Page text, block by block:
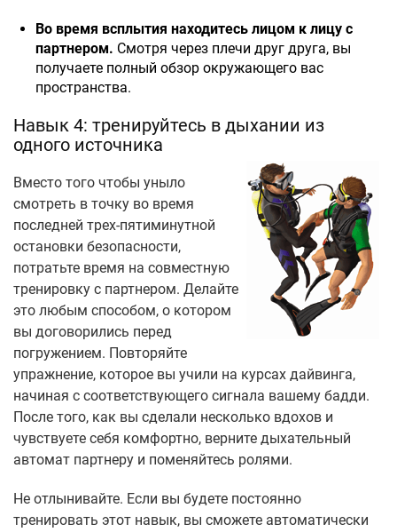
Во время всплытия находитесь лицом к лицу с
партнером. Смотря через плечи друг друга, вы
получаете полный обзор окружающего вас
пространства.
Навык 4: тренируйтесь в дыхании из
одного источника
Вместо того чтобы уныло
смотреть в точку во время
последней трех-пятиминутной
остановки безопасности,
потратьте время на совместную
тренировку с партнером. Делайте
это любым способом, о котором
вы договорились перед
погружением. Повторяйте
упражнение, которое вы учили на курсах дайвинга,
начиная с соответствующего сигнала вашему бадди.
После того, как вы сделали несколько вдохов и
чувствуете себя комфортно, верните дыхательный
автомат партнеру и поменяйтесь ролями.
Не отлынивайте. Если вы будете постоянно
тренировать этот навык, вы сможете автоматически